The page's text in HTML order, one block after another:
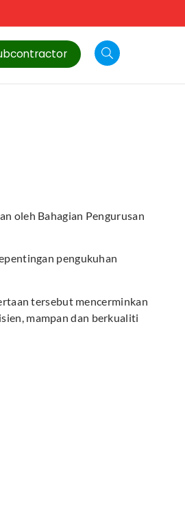
oleh Bahagian Pengurusan
pengukuhan
tersebut mencerminkan
mampan dan berkualiti